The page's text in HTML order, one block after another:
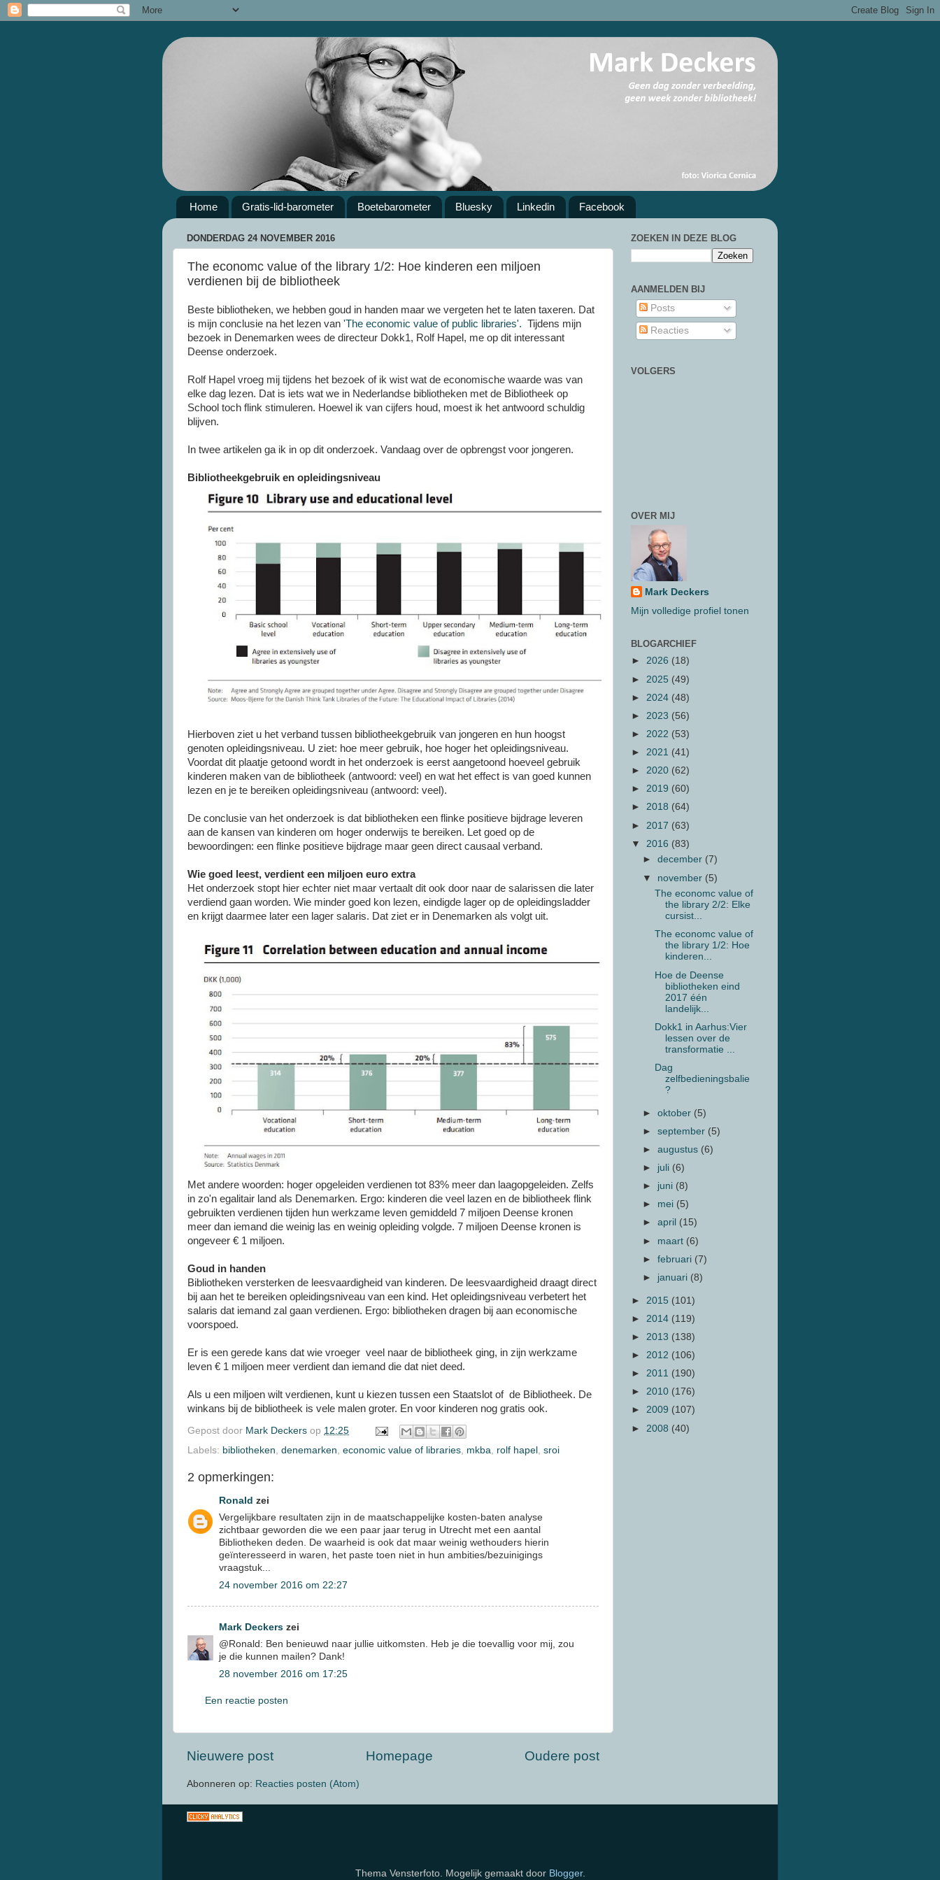
Home Gratis-lid-barometer Boetebarometer Bluesky Linkedin Facebook
DONDERDAG 24 NOVEMBER 2016
The economc value of the library 1/2: Hoe kinderen een miljoen
verdienen bij de bibliotheek
Beste bibliotheken, we hebben goud in handen maar we vergeten het te laten taxeren. Dat
is mijn conclusie na het lezen van 'The economic value of public libraries'. Tijdens mijn
bezoek in Denemarken wees de directeur Dokk1, Rolf Hapel, me op dit interessant
Deense onderzoek.
Rolf Hapel vroeg mij tijdens het bezoek of ik wist wat de economische waarde was van
elke dag lezen. Dat is iets wat we in Nederlandse bibliotheken met de Bibliotheek op
School toch flink stimuleren. Hoewel ik van cijfers houd, moest ik het antwoord schuldig
blijven.
In twee artikelen ga ik in op dit onderzoek. Vandaag over de opbrengst voor jongeren.
Bibliotheekgebruik en opleidingsniveau
Hierboven ziet u het verband tussen bibliotheekgebruik van jongeren en hun hoogst
genoten opleidingsniveau. U ziet: hoe meer gebruik, hoe hoger het opleidingsniveau.
Voordat dit plaatje getoond wordt in het onderzoek is eerst aangetoond hoeveel gebruik
kinderen maken van de bibliotheek (antwoord: veel) en wat het effect is van goed kunnen
lezen en je te bereiken opleidingsniveau (antwoord: veel).
De conclusie van het onderzoek is dat bibliotheken een flinke positieve bijdrage leveren
aan de kansen van kinderen om hoger onderwijs te bereiken. Let goed op de
bewoordingen: een flinke positieve bijdrage maar geen direct causaal verband.
Wie goed leest, verdient een miljoen euro extra
Het onderzoek stopt hier echter niet maar vertaalt dit ook door naar de salarissen die later
verdiend gaan worden. Wie minder goed kon lezen, eindigde lager op de opleidingsladder
en krijgt daarmee later een lager salaris. Dat ziet er in Denemarken als volgt uit.
Met andere woorden: hoger opgeleiden verdienen tot 83% meer dan laagopgeleiden. Zelfs
in zo'n egalitair land als Denemarken. Ergo: kinderen die veel lazen en de bibliotheek flink
gebruikten verdienen tijden hun werkzame leven gemiddeld 7 miljoen Deense kronen
meer dan iemand die weinig las en weinig opleiding volgde. 7 miljoen Deense kronen is
ongeveer € 1 miljoen.
Goud in handen
Bibliotheken versterken de leesvaardigheid van kinderen. De leesvaardigheid draagt direct
bij aan het te bereiken opleidingsniveau van een kind. Het opleidingsniveau verbetert het
salaris dat iemand zal gaan verdienen. Ergo: bibliotheken dragen bij aan economische
voorspoed.
Er is een gerede kans dat wie vroeger veel naar de bibliotheek ging, in zijn werkzame
leven € 1 miljoen meer verdient dan iemand die dat niet deed.
Als u een miljoen wilt verdienen, kunt u kiezen tussen een Staatslot of de Bibliotheek. De
winkans bij de bibliotheek is vele malen groter. En voor kinderen nog gratis ook.
Gepost door Mark Deckers op 12:25
Labels: bibliotheken, denemarken, economic value of libraries, mkba, rolf hapel , sroi
2 opmerkingen:
Ronald zei
Vergelijkbare resultaten zijn in de maatschappelijke kosten-baten analyse
zichtbaar geworden die we een paar jaar terug in Utrecht met een aantal
Bibliotheken deden. De waarheid is ook dat maar weinig wethouders hierin
geïnteresseerd in waren, het paste toen niet in hun ambities/bezuinigings
vraagstuk...
24 november 2016 om 22:27
Mark Deckers zei
@Ronald: Ben benieuwd naar jullie uitkomsten. Heb je die toevallig voor mij, zou
je die kunnen mailen? Dank!
28 november 2016 om 17:25
Een reactie posten
Nieuwere post Oudere post
Homepage
Abonneren op: Reacties posten (Atom)
ZOEKEN IN DEZE BLOG
AANMELDEN BIJ
Posts
Reacties
VOLGERS
OVER MIJ
Mark Deckers
Mijn volledige profiel tonen
BLOGARCHIEF
► 2026 (18)
► 2025 (49)
► 2024 (48)
► 2023 (56)
► 2022 (53)
► 2021 (41)
► 2020 (62)
► 2019 (60)
► 2018 (64)
► 2017 (63)
▼ 2016 (83)
►december (7)
▼ november (5)
The economc value of
the library 2/2: Elke
cursist...
The economc value of
the library 1/2: Hoe
kinderen...
Hoe de Deense
bibliotheken eind
2017 één
landelijk...
Dokk1 in Aarhus:Vier
lessen over de
transformatie ...
Dag
zelfbedieningsbalie
?
►oktober (5)
►september (5)
►augustus (6)
► juli (6)
► juni (8)
► mei (5)
►april (15)
► maart (6)
►februari (7)
► januari (8)
► 2015 (101)
► 2014 (119)
► 2013 (138)
► 2012 (106)
► 2011 (190)
► 2010 (176)
► 2009 (107)
► 2008 (40)
Thema Vensterfoto. Mogelijk gemaakt door Blogger.